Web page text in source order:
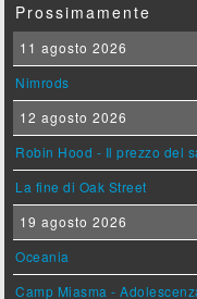
Prossimamente
11 agosto 2026
Nimrods
12 agosto 2026
Robin Hood - Il prezzo del
La fine di Oak Street
19 agosto 2026
Oceania
Camp Miasma -